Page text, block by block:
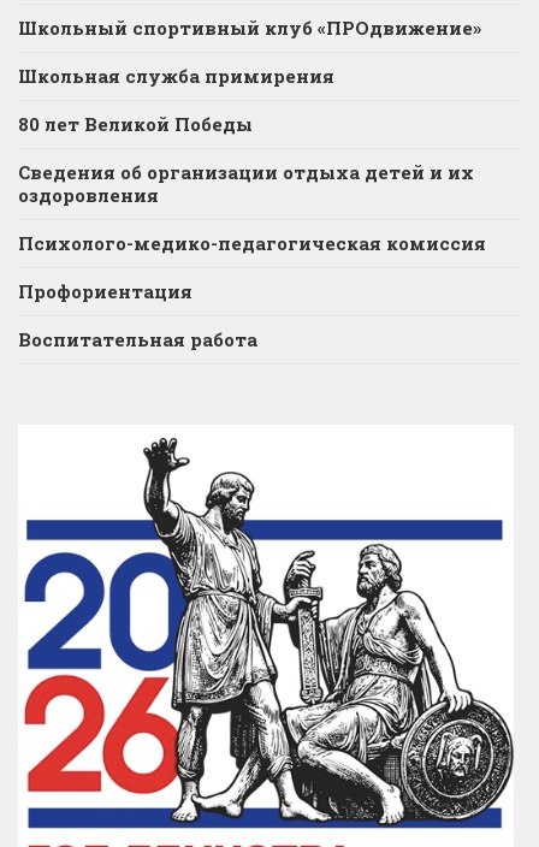
Школьный спортивный клуб «ПРОдвижение»
Школьная служба примирения
80 лет Великой Победы
Сведения об организации отдыха детей и их
оздоровления
Психолого-медико-педагогическая комиссия
Профориентация
Воспитательная работа